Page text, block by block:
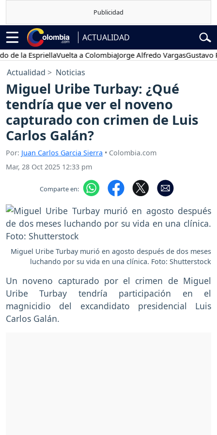
ACTUALIDAD
EspriellaVuelta a ColombiaJorge Alfredo VargasGustavo Petro
Actualidad Noticias
Miguel Uribe Turbay: ¿Qué
tendría que ver el noveno
capturado con crimen de Luis
Carlos Galán?
Por: Juan Carlos Garcia Sierra • Colombia.com
Mar, 28 Oct 2025 12:33 pm
Comparte en:
Miguel Uribe Turbay murió en agosto después de dos meses
luchando por su vida en una clínica. Foto: Shutterstock
Un noveno capturado por el crimen de Miguel
Uribe Turbay tendría participación en el
magnicidio del excandidato presidencial Luis
Carlos Galán.